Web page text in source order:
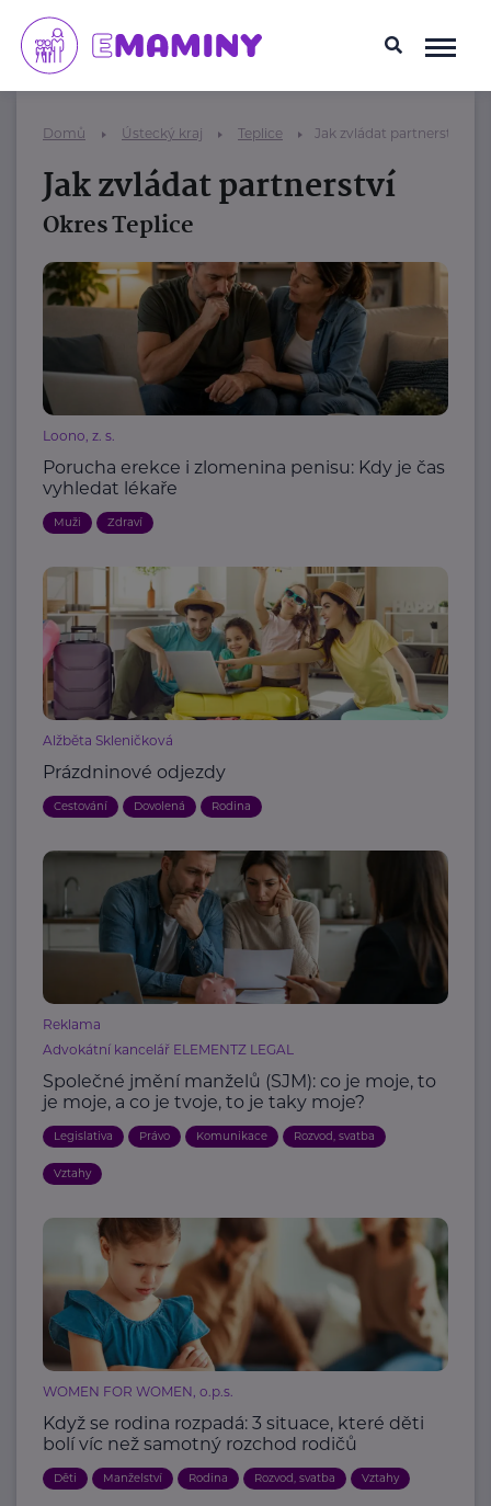
Domů Ústecký kraj Teplice Jak zvládat partnerství
Jak zvládat partnerství
Okres Teplice
Loono, z. s.
Porucha erekce i zlomenina penisu: Kdy je čas
vyhledat lékaře
Muži Zdraví
Alžběta Skleničková
Prázdninové odjezdy
Cestování Dovolená Rodina
Reklama
Advokátní kancelář ELEMENTZ LEGAL
Společné jmění manželů (SJM): co je moje, to
je moje, a co je tvoje, to je taky moje?
Legislativa Právo Komunikace Rozvod, svatba
Vztahy
WOMEN FOR WOMEN, o.p.s.
Když se rodina rozpadá: 3 situace, které děti
bolí víc než samotný rozchod rodičů
Děti Manželství Rodina Rozvod, svatba Vztahy